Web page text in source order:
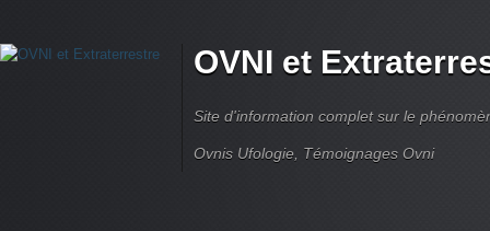
OVNI et
Site d'information complet sur le
Ovnis Ufologie, Témoignages Ovni